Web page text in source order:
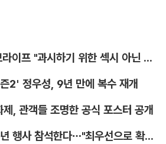
[TF인터뷰] 키스오브라이프 "과시하기 위한 섹시 아닌 당당함"
2' 정우성, 9년 만에 복수 재개
, 관객들 조명한 공식 포스터 공개
로제, 블랙핑크 10주년 행사 참석한다…"최우선으로 확정"